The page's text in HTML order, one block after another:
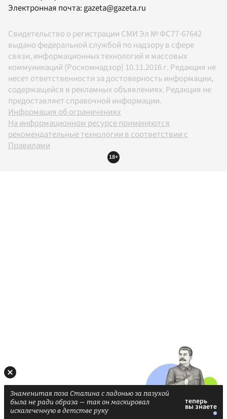
Электронная почта:gazeta@gazeta.ru
Свидетельство о регистрации СМИ Эл № ФС77-67642
выдано федеральной службой по надзору в сфере
связи, информационных технологий и массовых
коммуникаций (Роскомнадзор) 10.11.2016 г. Редакция не
несет ответственности за достоверность информации,
содержащейся в рекламных объявлениях. Редакция не
предоставляет справочной информации.
Информация об ограничениях
На информационном ресурсе применяются
рекомендательные технологии в соответствии с
Правилами
18+
Знаменитая поза Сталина с ладонью за пазухой
была не ради образа — так он маскировал
искалеченную в детстве руку